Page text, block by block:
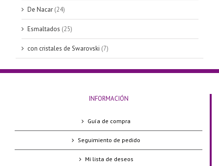
De Nacar (24)
Esmaltados (25)
con cristales de Swarovski (7)
INFORMACIÓN
Guía de compra
Seguimiento de pedido
Mi lista de deseos